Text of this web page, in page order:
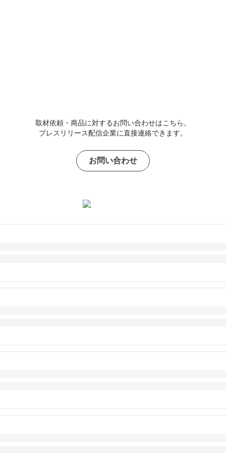
取材依頼・商品に対するお問い合わせはこちら。
プレスリリース配信企業に直接連絡できます。
お問い合わせ